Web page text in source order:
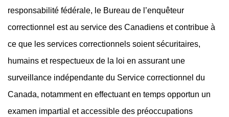
responsabilité fédérale, le Bureau de l’enquêteur
correctionnel est au service des Canadiens et contribue à
ce que les services correctionnels soient sécuritaires,
humains et respectueux de la loi en assurant une
surveillance indépendante du Service correctionnel du
Canada, notamment en effectuant en temps opportun un
examen impartial et accessible des préoccupations